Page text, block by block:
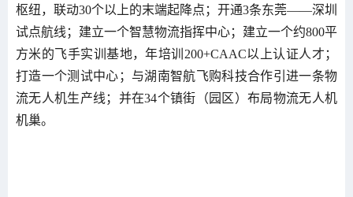
枢纽，联动30个以上的末端起降点；开通3条东莞——深圳
试点航线；建立一个智慧物流指挥中心；建立一个约800平
方米的飞手实训基地，年培训200+CAAC以上认证人才；
打造一个测试中心；与湖南智航飞购科技合作引进一条物
流无人机生产线；并在34个镇街（园区）布局物流无人机
机巢。